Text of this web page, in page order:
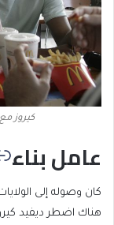
كيروز
عامل بناء
كان وصوله إلى
هناك اضطر ديفيد